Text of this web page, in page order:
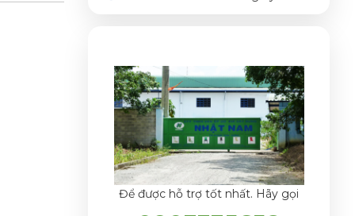
Để được hỗ trợ tốt nhất. Hãy gọi